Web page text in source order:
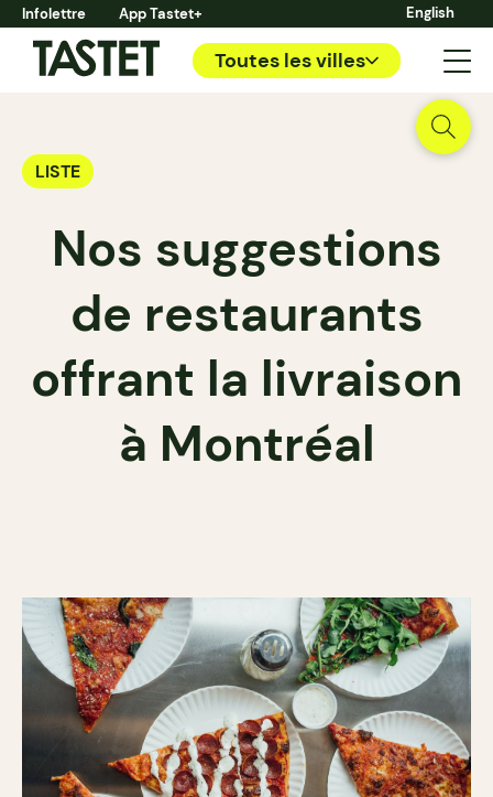
Infolettre App Tastet+ English
Toutes les villes
LISTE
Nos suggestions
de restaurants
offrant la livraison
à Montréal